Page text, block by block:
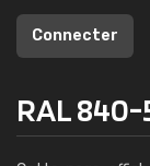
Connecter
RAL 840-